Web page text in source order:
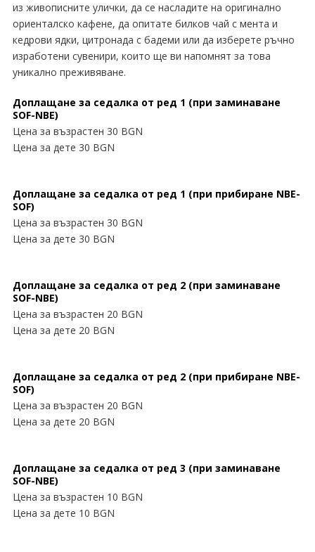
из живописните улички, да се насладите на оригинално
ориенталско кафене, да опитате билков чай с мента и
кедрови ядки, цитронада с бадеми или да изберете ръчно
изработени сувенири, които ще ви напомнят за това
уникално преживяване.
Доплащане за седалка от ред 1 (при заминаване
SOF-NBE)
Цена за възрастен 30 BGN
Цена за дете 30 BGN
Доплащане за седалка от ред 1 (при прибиране NBE-
SOF)
Цена за възрастен 30 BGN
Цена за дете 30 BGN
Доплащане за седалка от ред 2 (при заминаване
SOF-NBE)
Цена за възрастен 20 BGN
Цена за дете 20 BGN
Доплащане за седалка от ред 2 (при прибиране NBE-
SOF)
Цена за възрастен 20 BGN
Цена за дете 20 BGN
Доплащане за седалка от ред 3 (при заминаване
SOF-NBE)
Цена за възрастен 10 BGN
Цена за дете 10 BGN